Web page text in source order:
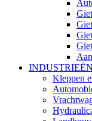
INDUSTRIEËN
Kleppen